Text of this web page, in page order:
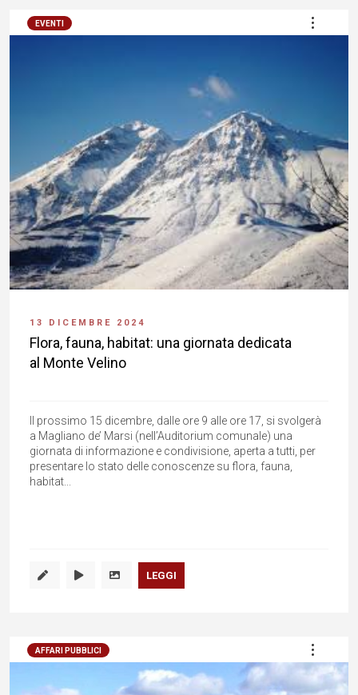
EVENTI
13 DICEMBRE 2024
Flora, fauna, habitat: una giornata dedicata
al Monte Velino
Il prossimo 15 dicembre, dalle ore 9 alle ore 17, si svolgerà
a Magliano de’ Marsi (nell’Auditorium comunale) una
giornata di informazione e condivisione, aperta a tutti, per
presentare lo stato delle conoscenze su flora, fauna,
habitat...
LEGGI
AFFARI PUBBLICI